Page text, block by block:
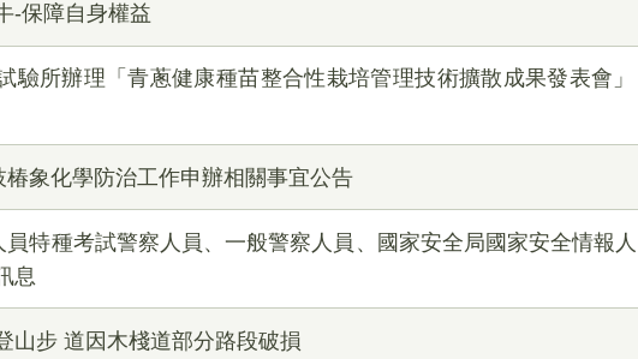
-保障自身權益
驗所辦理「青蔥健康種苗整合性栽培管理技術擴散成果發表會
椿象化學防治工作申辦相關事宜公告
員特種考試警察人員、一般警察人員、國家安全局國家安全情報
息
山步 道因木棧道部分路段破損